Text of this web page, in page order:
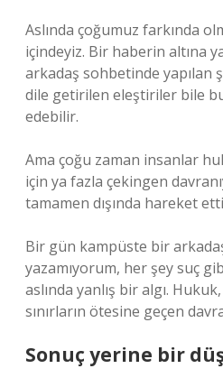
Aslında çoğumuz farkında
içindeyiz. Bir haberin altına
arkadaş sohbetinde yapılan
dile getirilen eleştiriler bile
edebilir.
Ama çoğu zaman insanlar
için ya fazla çekingen
tamamen dışında hareket
Bir gün kampüste bir
yazamıyorum, her şey suç
aslında yanlış bir algı.
sınırların ötesine geçen
Sonuç yerine bir